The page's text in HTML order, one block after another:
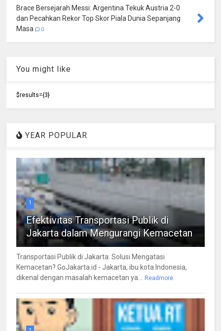
Brace Bersejarah Messi: Argentina Tekuk Austria 2-0
dan Pecahkan Rekor Top Skor Piala Dunia Sepanjang
Masa
0
You might like
$results={3}
YEAR POPULAR
1
Efektivitas Transportasi Publik di
Jakarta dalam Mengurangi Kemacetan
Transportasi Publik di Jakarta: Solusi Mengatasi
Kemacetan? GoJakarta.id - Jakarta, ibu kota Indonesia,
dikenal dengan masalah kemacetan ya... Readmore